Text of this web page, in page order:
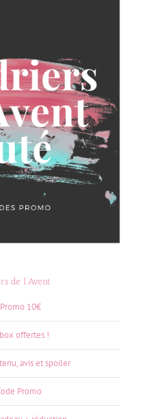
de l’Avent
10€
offertes !
avis et spoiler
Promo